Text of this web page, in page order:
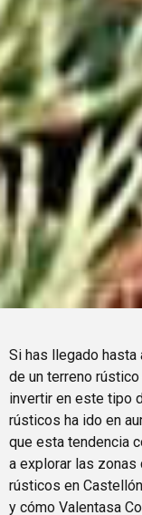
Si has llegado
de un terreno
invertir en este tipo
rústicos ha ido en
que esta tendencia
a explorar las zonas
rústicos en
y cómo Valentasa